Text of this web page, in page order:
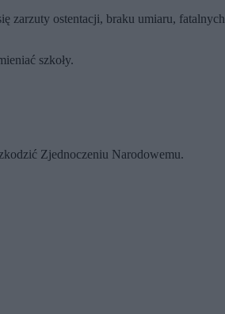
zarzuty ostentacji, braku umiaru,
szkoły.
Zjednoczeniu Narodowemu.